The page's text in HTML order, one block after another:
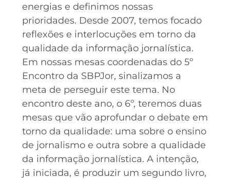
energias e definimos nossas
prioridades. Desde 2007, temos focado
reflexões e interlocuções em torno da
qualidade da informação jornalística.
Em nossas mesas coordenadas do 5º
Encontro da SBPJor, sinalizamos a
meta de perseguir este tema. No
encontro deste ano, o 6º, teremos duas
mesas que vão aprofundar o debate em
torno da qualidade: uma sobre o ensino
de jornalismo e outra sobre a qualidade
da informação jornalística. A intenção,
já iniciada, é produzir um segundo livro,